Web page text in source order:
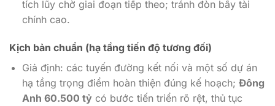
tích lũy chờ giai đoạn tiếp theo; tránh đòn bẩy tài
chính cao.
Kịch bản chuẩn (hạ tầng tiến độ tương đối)
Giả định: các tuyến đường kết nối và một số dự án
hạ tầng trọng điểm hoàn thiện đúng kế hoạch; Đông
Anh 60.500 tỷcó bước tiến triển rõ rệt, thủ tục